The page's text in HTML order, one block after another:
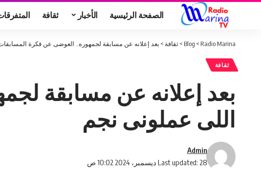
الصفحة الرئيسية الأخبار ثقافة
Radio Marina
>
Blog
>ثقافة > بعد إعلانه عن مسابقة لجمهوره.. العوضى عن فكرة
ثقافة
بعد إعلانه عن مسابقة
اللى عملونى نجم
Last updated: 28 ديسمبر، 2024 10:02 ص
Admin